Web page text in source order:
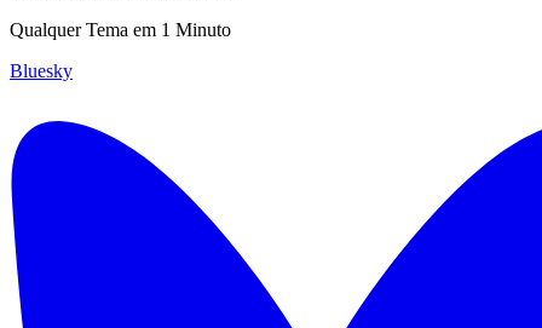
Qualquer Tema em 1 Minuto
Bluesky